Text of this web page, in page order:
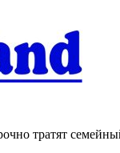
тратят